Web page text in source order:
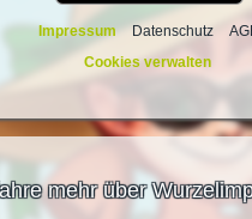
Impressum Datenschutz
Cookies verwalten
mehr über